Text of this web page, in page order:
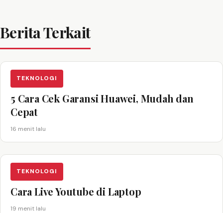
Berita Terkait
TEKNOLOGI
5 Cara Cek Garansi Huawei, Mudah dan
Cepat
16 menit lalu
TEKNOLOGI
Cara Live Youtube di Laptop
19 menit lalu